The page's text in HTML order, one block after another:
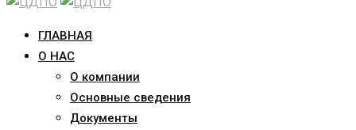
ГЛАВНАЯ
О НАС
О компании
Основные сведения
Документы